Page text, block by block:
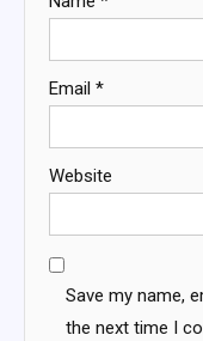
Email *
Website
Save my name,
the next time I